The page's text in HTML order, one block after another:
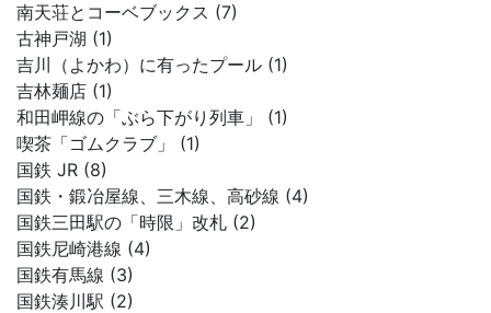
南天荘とコーベブックス (7)
古神戸湖 (1)
吉川（よかわ）に有ったプール (1)
吉林麺店 (1)
和田岬線の「ぶら下がり列車」 (1)
喫茶「ゴムクラブ」 (1)
国鉄 JR (8)
国鉄・鍛冶屋線、三木線、高砂線 (4)
国鉄三田駅の「時限」改札 (2)
国鉄尼崎港線 (4)
国鉄有馬線 (3)
国鉄湊川駅 (2)